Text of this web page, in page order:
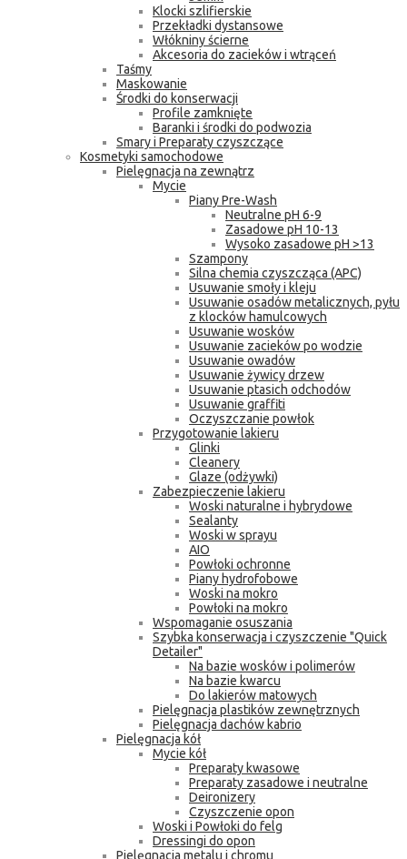
Klocki szlifierskie
Przekładki dystansowe
Włókniny ścierne
Akcesoria do zacieków i wtrąceń
Taśmy
Maskowanie
Środki do konserwacji
Profile zamknięte
Baranki i środki do podwozia
Smary i Preparaty czyszczące
Kosmetyki samochodowe
Pielęgnacja na zewnątrz
Mycie
Piany Pre-Wash
Neutralne pH 6-9
Zasadowe pH 10-13
Wysoko zasadowe pH >13
Szampony
Silna chemia czyszcząca (APC)
Usuwanie smoły i kleju
Usuwanie osadów metalicznych, pyłu
z klocków hamulcowych
Usuwanie wosków
Usuwanie zacieków po wodzie
Usuwanie owadów
Usuwanie żywicy drzew
Usuwanie ptasich odchodów
Usuwanie graffiti
Oczyszczanie powłok
Przygotowanie lakieru
Glinki
Cleanery
Glaze (odżywki)
Zabezpieczenie lakieru
Woski naturalne i hybrydowe
Sealanty
Woski w sprayu
AIO
Powłoki ochronne
Piany hydrofobowe
Woski na mokro
Powłoki na mokro
Wspomaganie osuszania
Szybka konserwacja i czyszczenie "Quick
Detailer"
Na bazie wosków i polimerów
Na bazie kwarcu
Do lakierów matowych
Pielęgnacja plastików zewnętrznych
Pielęgnacja dachów kabrio
Pielęgnacja kół
Mycie kół
Preparaty kwasowe
Preparaty zasadowe i neutralne
Deironizery
Czyszczenie opon
Woski i Powłoki do felg
Dressingi do opon
Pielęgnacja metalu i chromu